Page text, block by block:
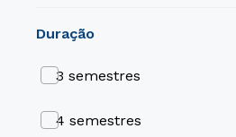
duração
3 semestres
4 semestres